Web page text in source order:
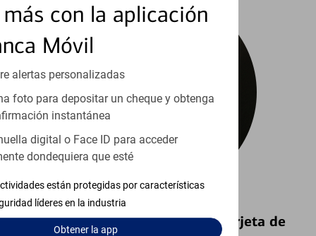
con la aplicación
Móvil
alertas personalizadas
foto para depositar un cheque y obtenga
instantánea
digital o Face ID para acceder
dondequiera que esté
están protegidas por características
líderes en la industria
Obtenerla app
Bloquear y Desbloquear una Tarjeta de